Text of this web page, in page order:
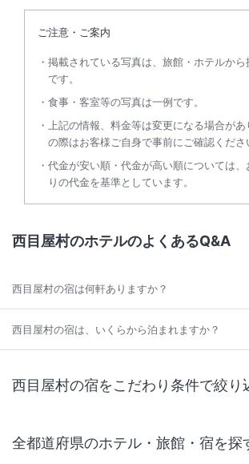
ご注意・ご案内
掲載されている写真は、旅館・ホテルから
です。
食事・客室等の写真は一例です。
上記の情報、料金等は変更になる場合が
の際はお客様ご自身で事前にご確認くださ
代金が安い順・代金が高い順については、
りの代金を基準としています。
西目屋村のホテルのよくあるQ&A
西目屋村の宿は何軒ありますか？
西目屋村の宿は、いくらから泊まれますか？
西目屋村の宿をこだわり条件で絞り
全都道府県のホテル・旅館・宿を探